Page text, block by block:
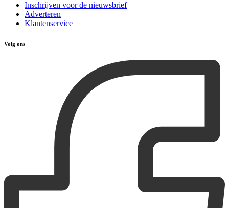
Inschrijven voor de nieuwsbrief
Adverteren
Klantenservice
Volg ons